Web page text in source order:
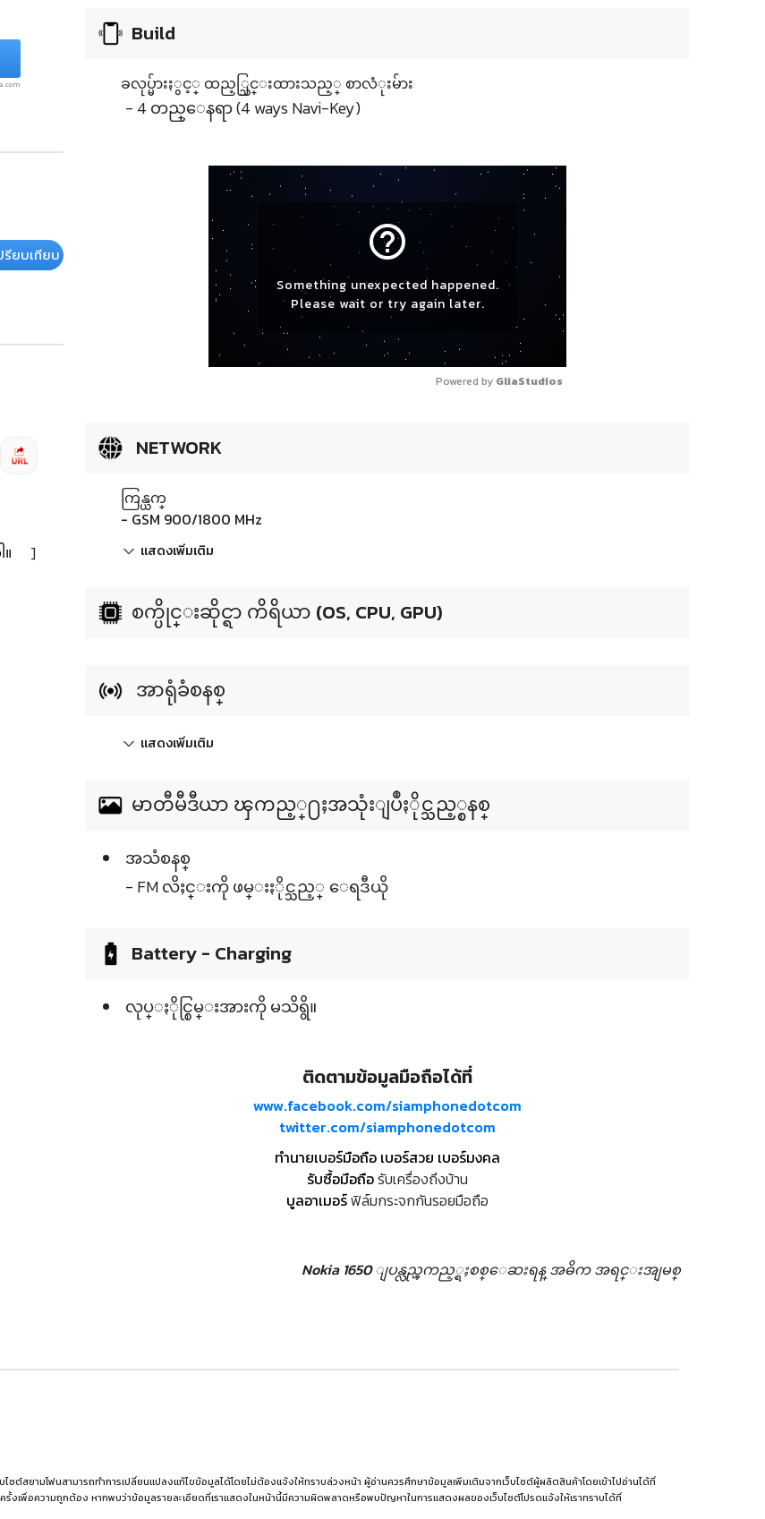
รียบเทียบ
]
Build
ခလုပ္မ်ားႏွင့္ ထည့္သြင္းထားသည့္ စာလံုးမ်ား
- 4 တည္ေနရာ (4 ways Navi-Key)
help_outline
Something unexpected happened.
Please wait or try again later.
Powered by GliaStudios
NETWORK
ကြန္ယက္
- GSM 900/1800 MHz
แสดงเพิ่มเติม
စက္ပိုင္းဆိုင္ရာ ကိရိယာ (OS, CPU, GPU)
အာရုံခံစနစ္
แสดงเพิ่มเติม
မာတီမီဒီယာ ၾကည့္႐ႈအသုံးျပဳႏိုင္သည့္စနစ္
အသံစနစ္
- FM လိႈင္းကို ဖမ္းႏိုင္သည့္ ေရဒီယို
Battery - Charging
လုပ္ႏိုင္စြမ္းအားကို မသိရွိ။
ติดตามข้อมูลมือถือได้ที่
www.facebook.com/siamphonedotcom
twitter.com/siamphonedotcom
ทำนายเบอร์มือถือ เบอร์สวย เบอร์มงคล
รับซื้อมือถือรับเครื่องถึงบ้าน
บูลอาเมอร์ฟิล์มกระจกกันรอยมือถือ
Nokia 1650 ျပန္လည္ၾကည့္ရႈစစ္ေဆးရန္ အဓိက အရင္းအျမစ္
ต์สยามโฟนสามารถทำการเปลี่ยนแปลงแก้ไขข้อมูลได้โดยไม่ต้องแจ้งให้ทราบล่วงหน้า ผู้อ่านควรศึกษาข้อมูลเพิ่มเติมจากเว็บไซต์ผู้ผลิตสินค้าโดยเข้าไปอ่านได้ที่
เพื่อความถูกต้อง หากพบว่าข้อมูลรายละเอียดที่เราแสดงในหน้านี้มีความผิดพลาดหรือพบปัญหาในการแสดงผลของเว็บไซต์โปรดแจ้งให้เราทราบได้ที่